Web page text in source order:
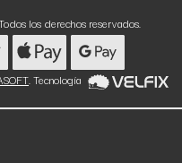
los derechos reservados.
. Tecnología